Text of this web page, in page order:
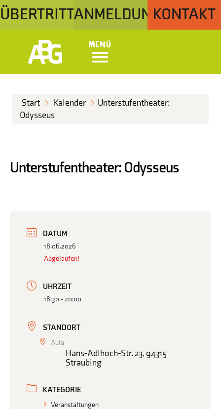
ÜBERTRITTANMELDUNGKONTAKT
Menü
Start Kalender
Unterstufentheater:
Odysseus
Unterstufentheater: Odysseus
DATUM
18.06.2026
Abgelaufen!
UHRZEIT
18:30 - 20:00
STANDORT
Aula
Hans-Adlhoch-Str. 23, 94315
Straubing
KATEGORIE
Veranstaltungen